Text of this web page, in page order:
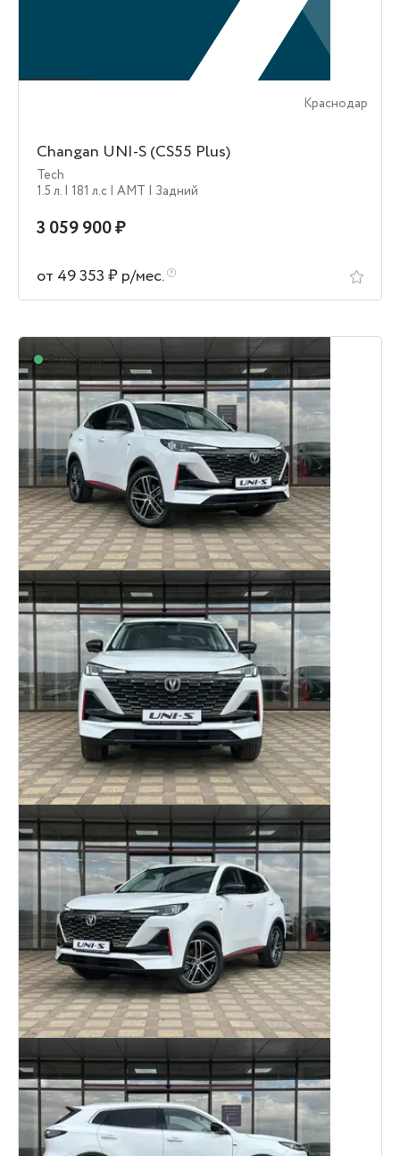
Краснодар
Changan UNI-S (CS55 Plus)
Tech
1.5 л. | 181 л.c | AMT | Задний
3 059 900 ₽
от 49 353 ₽ р/мес.
В наличии